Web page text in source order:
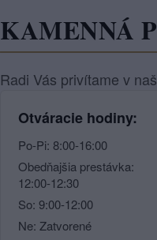
KAMENNÁ
Radi Vás privítame v
Otváracie hodiny:
Po-Pi: 8:00-16:00
Obedňajšia prestávka:
12:00-12:30
So: 9:00-12:00
Ne: Zatvorené